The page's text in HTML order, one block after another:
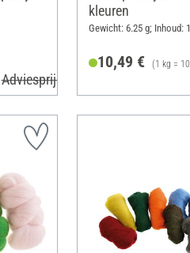
Adviesprijs 10,99 €
kleuren
Gewicht: 6.25 g; Inhoud:
10,49 € (1 kg =